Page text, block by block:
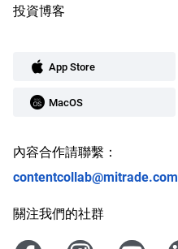
投資博客
App Store
MacOS
內容合作請聯繫：
contentcollab@mitrade.com
關注我們的社群